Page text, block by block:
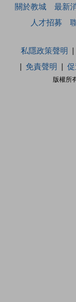
關於教城 最新
人才招募
版權所
私隱政策聲明
免責聲明